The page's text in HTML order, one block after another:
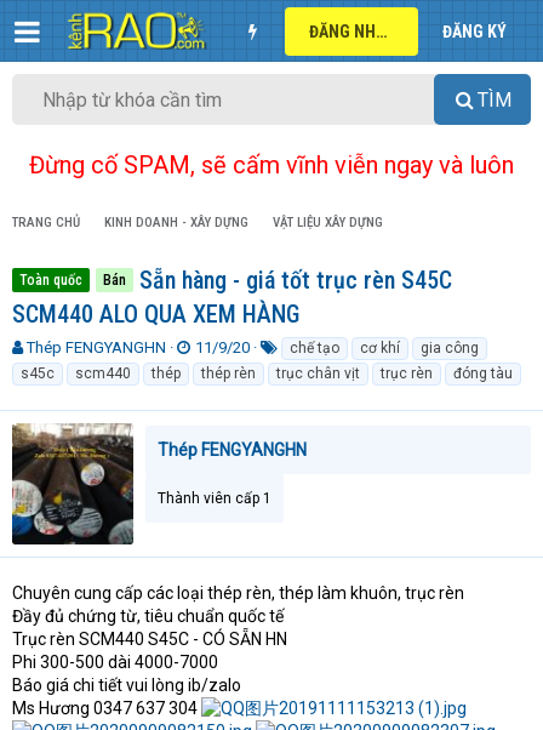
ĐĂNG NHẬP ĐĂNG KÝ
TÌM
Đừng cố SPAM, sẽ cấm vĩnh viễn ngay và luôn
TRANG CHỦ KINH DOANH - XÂY DỰNG VẬT LIỆU XÂY DỰNG
Toàn quốc Bán
Sẵn hàng - giá tốt trục rèn S45C
SCM440 ALO QUA XEM HÀNG
T
h
r
e
a
d
s
t
a
r
e
r
Thép FENGYANGHN
N
g
à
y
ử
11/9/20
ừ
k
h
a
chế tạo cơ khí
gia công
s45c
scm440 thép thép rèn trục chân vịt trục rèn đóng tàu
Thép FENGYANGHN
Thành viên cấp 1
Chuyên cung cấp các loại thép rèn, thép làm khuôn, trục rèn
Đầy đủ chứng từ, tiêu chuẩn quốc tế
Trục rèn SCM440 S45C - CÓ SẴN HN
Phi 300-500 dài 4000-7000
Báo giá chi tiết vui lòng ib/zalo
Ms Hương 0347 637 304